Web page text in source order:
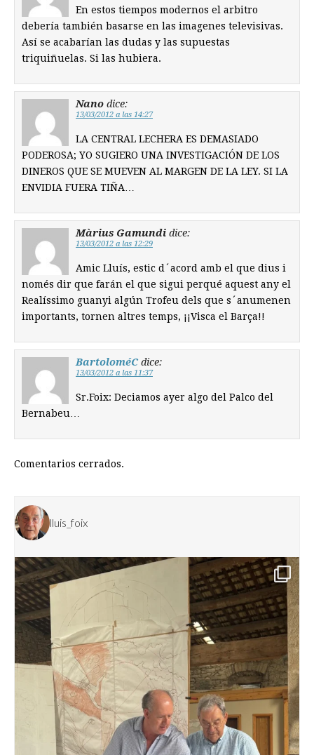
En estos tiempos modernos el arbitro
debería también basarse en las imagenes televisivas.
Así se acabarían las dudas y las supuestas
triquiñuelas. Si las hubiera.
Nano dice:
13/03/2012 a las 14:27
LA CENTRAL LECHERA ES DEMASIADO
PODEROSA; YO SUGIERO UNA INVESTIGACIÓN DE LOS
DINEROS QUE SE MUEVEN AL MARGEN DE LA LEY. SI LA
ENVIDIA FUERA TIÑA…
Màrius Gamundi dice:
13/03/2012 a las 12:29
Amic Lluís, estic d´acord amb el que dius i
només dir que farán el que sigui perqué aquest any el
Realíssimo guanyi algún Trofeu dels que s´anumenen
importants, tornen altres temps, ¡¡Visca el Barça!!
BartoloméC dice:
13/03/2012 a las 11:37
Sr.Foix: Deciamos ayer algo del Palco del
Bernabeu…
Comentarios cerrados.
lluis_foix